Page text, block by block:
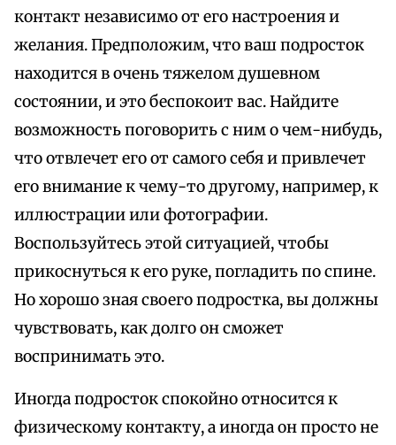
контакт независимо от его настроения и
желания. Предположим, что ваш подросток
находится в очень тяжелом душевном
состоянии, и это беспокоит вас. Найдите
возможность поговорить с ним о чем-нибудь,
что отвлечет его от самого себя и привлечет
его внимание к чему-то другому, например, к
иллюстрации или фотографии.
Воспользуйтесь этой ситуацией, чтобы
прикоснуться к его руке, погладить по спине.
Но хорошо зная своего подростка, вы должны
чувствовать, как долго он сможет
воспринимать это.
Иногда подросток спокойно относится к
физическому контакту, а иногда он просто не